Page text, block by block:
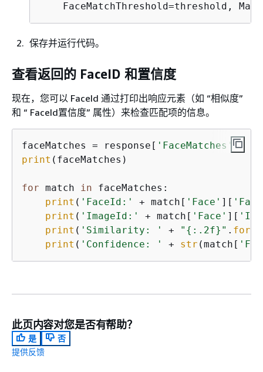
FaceMatchThreshold=threshold,
保存并运行代码。
查看返回的 FaceID 和置信度
现在，您可以 FaceId 通过打印出响应元素（如 “相似度”
和 “ FaceId置信度” 属性）来检查匹配项的信息。
faceMatches = response[ 'FaceMatches'
print (faceMatches)
for match in faceMatches:
print ( 'FaceId:' + match[ 'Face' ][
print ( 'ImageId:' + match[ 'Face' ][
print ( 'Similarity: ' + " { :.2f}" .
print ( 'Confidence: ' + str (match[
此页内容对您是否有帮助？
是
否
提供反馈